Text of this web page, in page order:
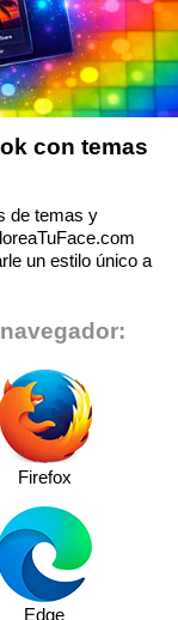
con temas
de temas y
un estilo único a
Firefox
Edge